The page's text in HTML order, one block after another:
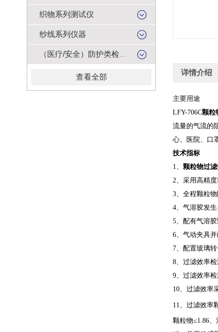
详情介绍
主要用途
LFY-706C颗粒
流量的气流的
心、医院、口
技术指标
1、 颗粒物过
2、采用高精
3、全程颗粒
4、气溶胶发
5、配有气溶
6、气动夹具
7、配置玻璃
8、过滤效率
9、过滤效率
10、过滤效率
11、过滤效率
颗粒物≤1.86、
织物系列测试仪
纱线系列仪器
查看全部